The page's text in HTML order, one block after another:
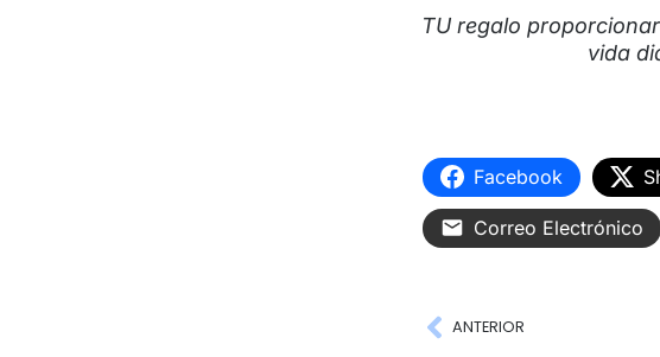
TU regalo
vida
Facebook
Correo Electrónico
ANTERIOR